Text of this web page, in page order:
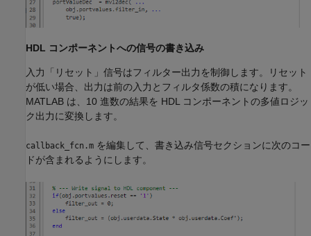
HDL コンポーネントへの信号の書き込み
入力「リセット」信号はフィルター出力を制御します。リセット
が低い場合、出力は前の入力とフィルタ係数の積になります。
MATLAB は、10 進数の結果を HDL コンポーネントの多値ロジッ
ク出力に変換します。
callback_fcn.m を編集して、書き込み信号セクションに次のコー
ドが含まれるようにします。